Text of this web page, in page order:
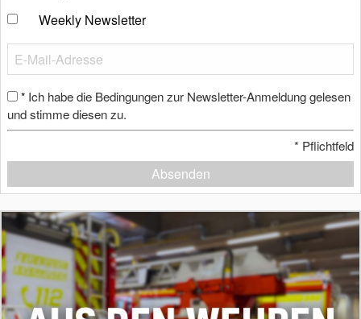
Weekly Newsletter
* Ich habe die Bedingungen zur Newsletter-Anmeldung gelesen
und stimme diesen zu.
* Pflichtfeld
Absenden